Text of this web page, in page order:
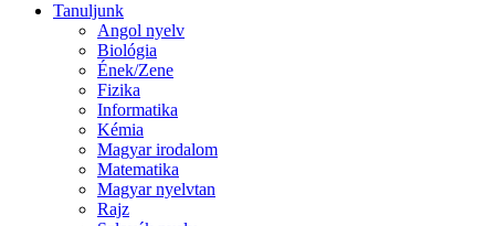
Tanuljunk
Angol nyelv
Biológia
Ének/Zene
Fizika
Informatika
Kémia
Magyar irodalom
Matematika
Magyar nyelvtan
Rajz